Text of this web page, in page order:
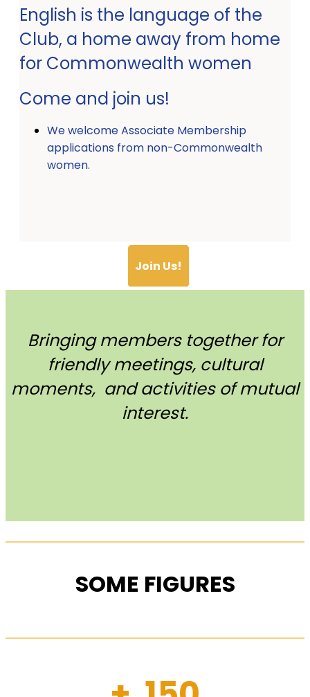
English is the language of the
Club, a home away from home
for Commonwealth women
Come and join us!
We welcome Associate Membership
applications from non-Commonwealth
women.
Join Us!
Bringing members together for
friendly meetings, cultural
moments, and activities of mutual
interest.
SOME FIGURES